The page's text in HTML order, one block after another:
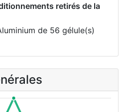
retirés de la
de 56 gélule(s)